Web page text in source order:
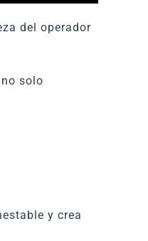
del operador
solo
y crea